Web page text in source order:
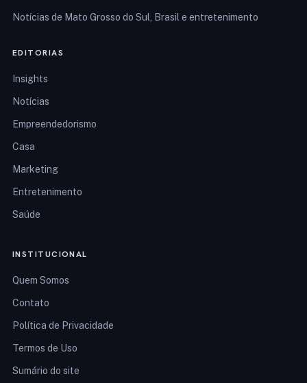
Notícias de Mato Grosso do Sul, Brasil e entretenimento
EDITORIAS
Insights
Notícias
Empreendedorismo
Casa
Marketing
Entretenimento
Saúde
INSTITUCIONAL
Quem Somos
Contato
Política de Privacidade
Termos de Uso
Sumário do site